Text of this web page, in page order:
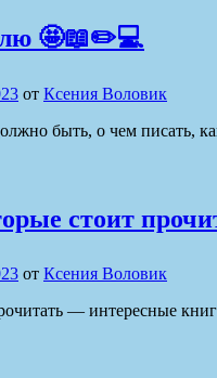
🤩📖✏️💻
от Ксения Воловик
быть, о чем писать,
стоит
от Ксения Воловик
— интересные